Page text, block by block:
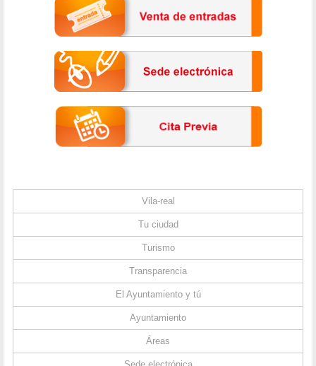
Vila-real
Tu ciudad
Turismo
Transparencia
El Ayuntamiento y tú
Ayuntamiento
Áreas